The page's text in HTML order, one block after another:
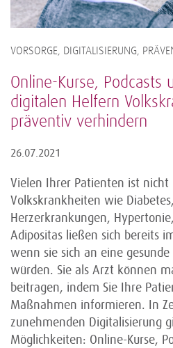
VORSORGE, DIGITALISIERUNG,
Online-Kurse, Podcasts
digitalen Helfern
präventiv verhindern
26.07.2021
Vielen Ihrer Patienten ist nicht
Volkskrankheiten wie
Herzerkrankungen,
Adipositas ließen sich bereits
wenn sie sich an eine
würden. Sie als Arzt können
beitragen, indem Sie Ihre
Maßnahmen informieren. In
zunehmenden Digitalisierung
Möglichkeiten: Online-Kurse,